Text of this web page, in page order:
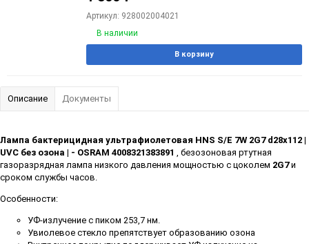
Артикул: 928002004021
В наличии
В корзину
Описание Документы
Лампа бактерицидная ультрафиолетовая HNS S/E 7W 2G7 d28х112 |
UVC без озона | - OSRAM 4008321383891
, безозоновая ртутная
газоразрядная лампа низкого давления мощностью с цоколем 2G7и
сроком службы часов.
Особенности:
УФ-излучение с пиком 253,7 нм.
Увиолевое стекло препятствует образованию озона